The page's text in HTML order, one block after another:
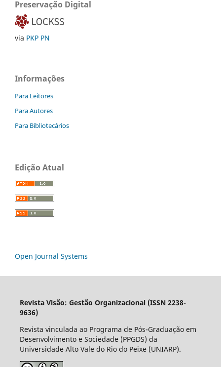
Preservação Digital
via PKP PN
Informações
Para Leitores
Para Autores
Para Bibliotecários
Edição Atual
Open Journal Systems
Revista Visão: Gestão Organizacional (ISSN 2238-
9636)
Revista vinculada ao Programa de Pós-Graduação em
Desenvolvimento e Sociedade (PPGDS) da
Universidade Alto Vale do Rio do Peixe (UNIARP).